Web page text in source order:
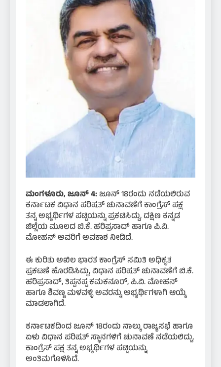
ಮಂಗಳೂರು, ಜೂನ್ 4:ಜೂನ್ 18ರಂದು ನಡೆಯಲಿರುವ
ಕರ್ನಾಟಕ ವಿಧಾನ ಪರಿಷತ್ ಚುನಾವಣೆಗೆ ಕಾಂಗ್ರೆಸ್ ಪಕ್ಷ
ತನ್ನ ಅಭ್ಯರ್ಥಿಗಳ ಪಟ್ಟಿಯನ್ನು ಪ್ರಕಟಿಸಿದ್ದು, ದಕ್ಷಿಣ ಕನ್ನಡ
ಜಿಲ್ಲೆಯ ಮೂಲದ ಬಿ.ಕೆ. ಹರಿಪ್ರಸಾದ್ ಹಾಗೂ ಪಿ.ವಿ.
ಮೋಹನ್ ಅವರಿಗೆ ಅವಕಾಶ ನೀಡಿದೆ.
ಈ ಕುರಿತು ಅಖಿಲ ಭಾರತ ಕಾಂಗ್ರೆಸ್ ಸಮಿತಿ ಅಧಿಕೃತ
ಪ್ರಕಟಣೆ ಹೊರಡಿಸಿದ್ದು, ವಿಧಾನ ಪರಿಷತ್ ಚುನಾವಣೆಗೆ ಬಿ.ಕೆ.
ಹರಿಪ್ರಸಾದ್, ತಿಪ್ಪನಪ್ಪ ಕಮಕನೂರ್, ಪಿ.ವಿ. ಮೋಹನ್
ಹಾಗೂ ಶಿವಣ್ಣ ಮಳವಳ್ಳಿ ಅವರನ್ನು ಅಭ್ಯರ್ಥಿಗಳಾಗಿ ಆಯ್ಕೆ
ಮಾಡಲಾಗಿದೆ.
ಕರ್ನಾಟಕದಿಂದ ಜೂನ್ 18ರಂದು ನಾಲ್ಕು ರಾಜ್ಯಸಭೆ ಹಾಗೂ
ಏಳು ವಿಧಾನ ಪರಿಷತ್ ಸ್ಥಾನಗಳಿಗೆ ಚುನಾವಣೆ ನಡೆಯಲಿದ್ದು,
ಕಾಂಗ್ರೆಸ್ ಪಕ್ಷ ತನ್ನ ಅಭ್ಯರ್ಥಿಗಳ ಪಟ್ಟಿಯನ್ನು
ಅಂತಿಮಗೊಳಿಸಿದೆ.